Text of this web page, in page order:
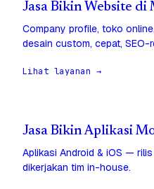
Jasa Bikin Website di
Company profile, toko
desain custom, cepat, SEO-
Lihat layanan →
Jasa Bikin Aplikasi
Aplikasi Android & iOS —
dikerjakan tim in-house.